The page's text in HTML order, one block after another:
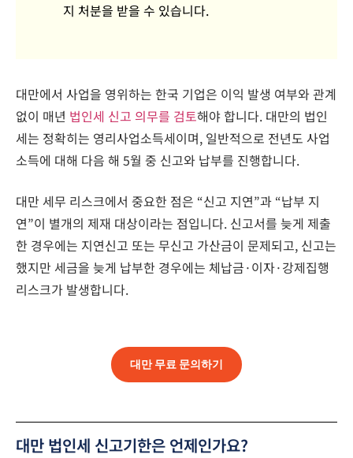
지 처분을 받을 수 있습니다.
대만에서 사업을 영위하는 한국 기업은 이익 발생 여부와 관계
없이 매년 법인세 신고 의무를 검토해야 합니다. 대만의 법인
세는 정확히는 영리사업소득세이며, 일반적으로 전년도 사업
소득에 대해 다음 해 5월 중 신고와 납부를 진행합니다.
대만 세무 리스크에서 중요한 점은 “신고 지연”과 “납부 지
연”이 별개의 제재 대상이라는 점입니다. 신고서를 늦게 제출
한 경우에는 지연신고 또는 무신고 가산금이 문제되고, 신고는
했지만 세금을 늦게 납부한 경우에는 체납금·이자·강제집행
리스크가 발생합니다.
대만 무료 문의하기
대만 법인세 신고기한은 언제인가요?